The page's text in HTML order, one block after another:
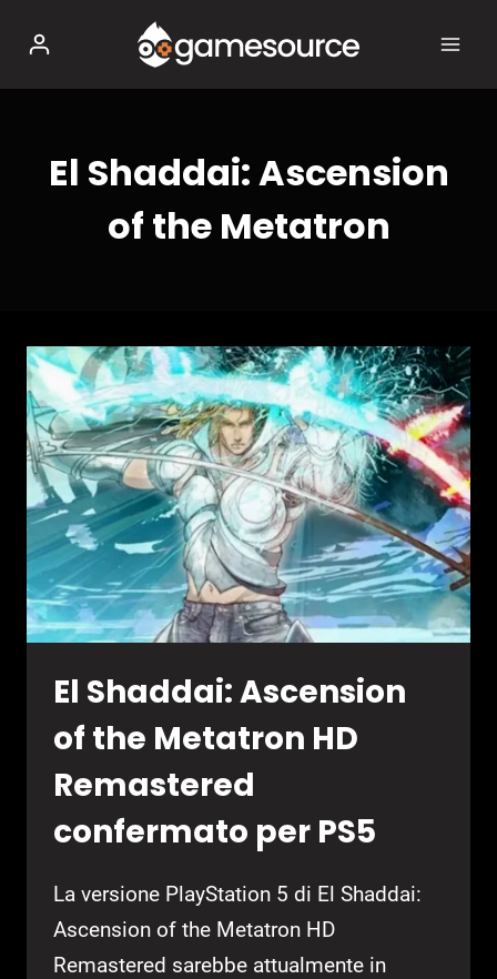
contenuto
El Shaddai: Ascension
of the Metatron
El Shaddai: Ascension
of the Metatron HD
Remastered
confermato per PS5
La versione PlayStation 5 di El Shaddai:
Ascension of the Metatron HD
Remastered sarebbe attualmente in